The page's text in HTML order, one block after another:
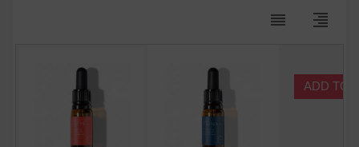
reorder format_align_right
ADD TO